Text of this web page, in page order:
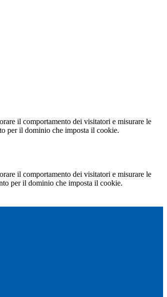
il comportamento dei visitatori e misurare le
per il dominio che imposta il cookie.
il comportamento dei visitatori e misurare le
per il dominio che imposta il cookie.